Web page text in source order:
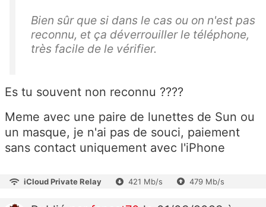
Bien sûr que si dans le cas ou on n'est pas
reconnu, et ça déverrouiller le téléphone,
très facile de le vérifier.
Es tu souvent non reconnu ????
Meme avec une paire de lunettes de Sun ou
un masque, je n'ai pas de souci, paiement
sans contact uniquement avec l'iPhone
iCloud Private Relay 421 Mb/s 479 Mb/s